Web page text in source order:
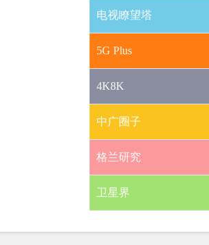
电视瞭望塔
5G Plus
4K8K
中广圈子
格兰研究
卫星界